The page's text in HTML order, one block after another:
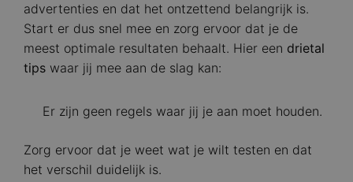
advertenties en dat het ontzettend belangrijk is.
Start er dus snel mee en zorg ervoor dat je de
meest optimale resultaten behaalt. Hier een drietal
tips waar jij mee aan de slag kan:
Er zijn geen regels waar jij je aan moet houden.
Zorg ervoor dat je weet wat je wilt testen en dat
het verschil duidelijk is.